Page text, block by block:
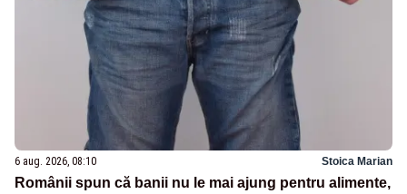
6 aug. 2026, 08:10 Stoica Marian
Românii spun că banii nu le mai ajung pentru alimente,